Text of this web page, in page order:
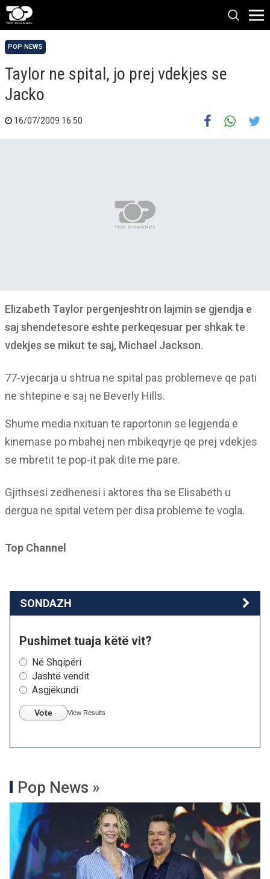
POP NEWS
Taylor ne spital, jo prej vdekjes se
Jacko
16/07/2009 16:50
Elizabeth Taylor pergenjeshtron lajmin se gjendja e
saj shendetesore eshte perkeqesuar per shkak te
vdekjes se mikut te saj, Michael Jackson.
77-vjecarja u shtrua ne spital pas problemeve qe pati
ne shtepine e saj ne Beverly Hills.
Shume media nxituan te raportonin se legjenda e
kinemase po mbahej nen mbikeqyrje qe prej vdekjes
se mbretit te pop-it pak dite me pare.
Gjithsesi zedhenesi i aktores tha se Elisabeth u
dergua ne spital vetem per disa probleme te vogla.
Top Channel
SONDAZH
Pushimet tuaja këtë vit?
Në Shqipëri
Jashtë vendit
Asgjëkundi
Vote View Results
Pop News »